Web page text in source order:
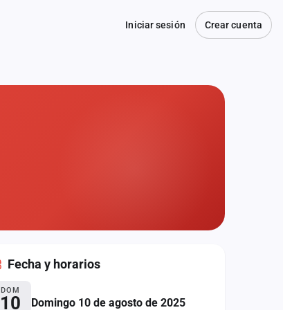
Iniciar sesión Crear cuenta
Fecha y horarios
DOM
10 Domingo 10 de agosto de 2025